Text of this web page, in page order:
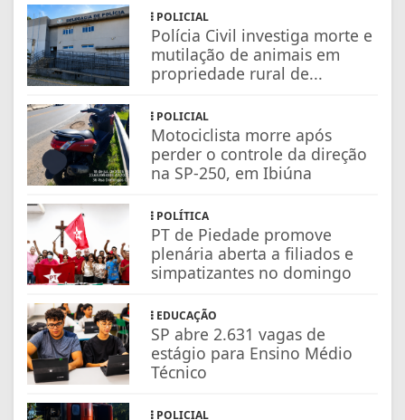
POLICIAL
Polícia Civil investiga morte e
mutilação de animais em
propriedade rural de...
POLICIAL
Motociclista morre após
perder o controle da direção
na SP-250, em Ibiúna
POLÍTICA
PT de Piedade promove
plenária aberta a filiados e
simpatizantes no domingo
EDUCAÇÃO
SP abre 2.631 vagas de
estágio para Ensino Médio
Técnico
POLICIAL